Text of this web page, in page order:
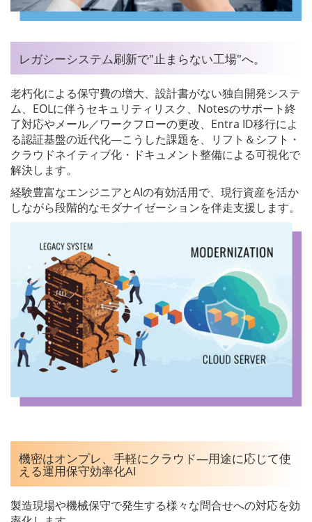
レガシーシステム刷新で"止まらない工場"へ。
老朽化による保守費の増大、設計書がない独自開発システ
ム、EOLに伴うセキュリティリスク、Notesのサポート終
了対応やメール／ワークフローの更改、Entra ID移行によ
る認証基盤の近代化―こうした課題を、リフト＆シフト・
クラウドネイティブ化・ドキュメント整備による可視化で
解決します。
経験豊富なエンジニアとAIの有効活用で、現行資産を活か
しながら段階的なモダナイゼーションを伴走支援します。
機密はオンプレ、手軽にクラウド―用途に応じて使
える運用保守効率化AI
製造現場や機械保守で発生する様々な問合せへの対応を効